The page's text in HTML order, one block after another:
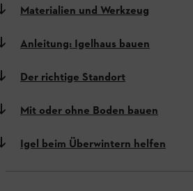
Materialien und Werkzeug
Anleitung: Igelhaus bauen
Der richtige Standort
Mit oder ohne Boden bauen
Igel beim Überwintern helfen